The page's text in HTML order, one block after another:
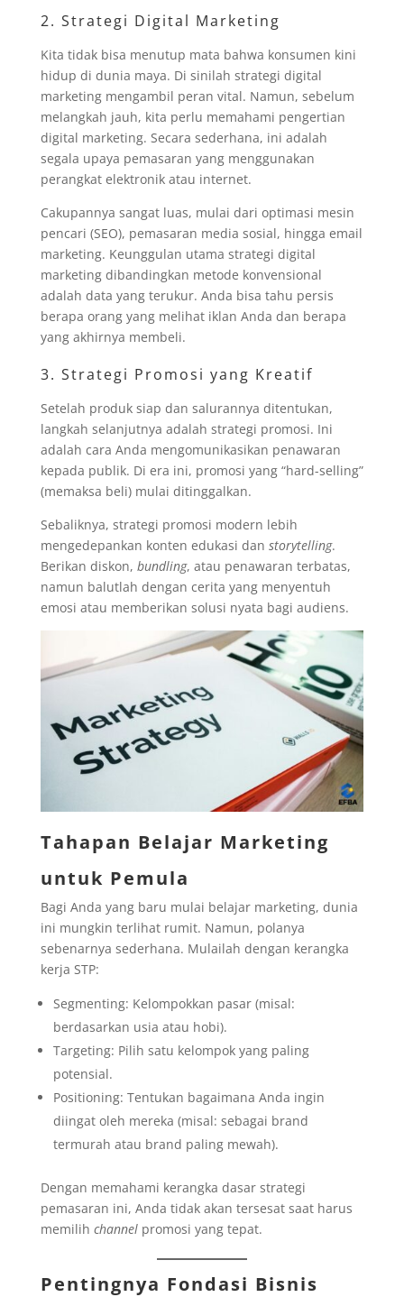
2. Strategi Digital Marketing
Kita tidak bisa menutup mata bahwa konsumen kini
hidup di dunia maya. Di sinilah strategi digital
marketing mengambil peran vital. Namun, sebelum
melangkah jauh, kita perlu memahami pengertian
digital marketing. Secara sederhana, ini adalah
segala upaya pemasaran yang menggunakan
perangkat elektronik atau internet.
Cakupannya sangat luas, mulai dari optimasi mesin
pencari (SEO), pemasaran media sosial, hingga email
marketing. Keunggulan utama strategi digital
marketing dibandingkan metode konvensional
adalah data yang terukur. Anda bisa tahu persis
berapa orang yang melihat iklan Anda dan berapa
yang akhirnya membeli.
3. Strategi Promosi yang Kreatif
Setelah produk siap dan salurannya ditentukan,
langkah selanjutnya adalah strategi promosi. Ini
adalah cara Anda mengomunikasikan penawaran
kepada publik. Di era ini, promosi yang “hard-selling”
(memaksa beli) mulai ditinggalkan.
Sebaliknya, strategi promosi modern lebih
mengedepankan konten edukasi dan storytelling.
Berikan diskon, bundling, atau penawaran terbatas,
namun balutlah dengan cerita yang menyentuh
emosi atau memberikan solusi nyata bagi audiens.
Tahapan Belajar Marketing
untuk Pemula
Bagi Anda yang baru mulai belajar marketing, dunia
ini mungkin terlihat rumit. Namun, polanya
sebenarnya sederhana. Mulailah dengan kerangka
kerja STP:
Segmenting: Kelompokkan pasar (misal:
berdasarkan usia atau hobi).
Targeting: Pilih satu kelompok yang paling
potensial.
Positioning: Tentukan bagaimana Anda ingin
diingat oleh mereka (misal: sebagai brand
termurah atau brand paling mewah).
Dengan memahami kerangka dasar strategi
pemasaran ini, Anda tidak akan tersesat saat harus
memilih channelpromosi yang tepat.
Pentingnya Fondasi Bisnis